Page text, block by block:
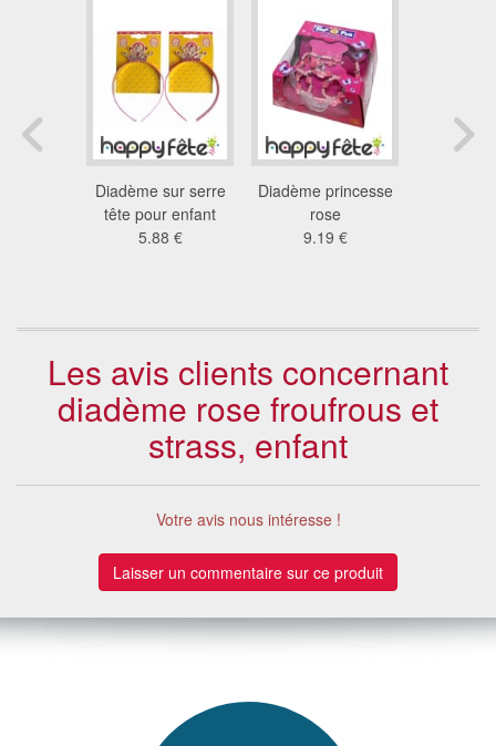
Diadème sur serre
tête pour enfant
5.88 €
Diadème princesse
rose
9.19 €
Les avis clients concernant
diadème rose froufrous et
strass, enfant
Votre avis nous intéresse !
Laisser un commentaire sur ce produit